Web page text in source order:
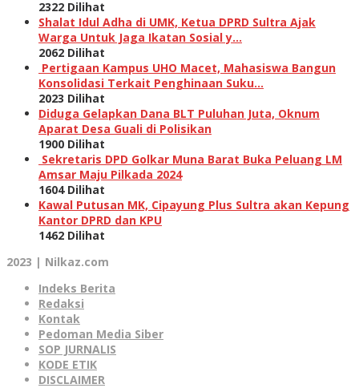
2322 Dilihat
Shalat Idul Adha di UMK, Ketua DPRD Sultra Ajak
Warga Untuk Jaga Ikatan Sosial y…
2062 Dilihat
Pertigaan Kampus UHO Macet, Mahasiswa Bangun
Konsolidasi Terkait Penghinaan Suku…
2023 Dilihat
Diduga Gelapkan Dana BLT Puluhan Juta, Oknum
Aparat Desa Guali di Polisikan
1900 Dilihat
Sekretaris DPD Golkar Muna Barat Buka Peluang LM
Amsar Maju Pilkada 2024
1604 Dilihat
Kawal Putusan MK, Cipayung Plus Sultra akan Kepung
Kantor DPRD dan KPU
1462 Dilihat
2023 | Nilkaz.com
Indeks Berita
Redaksi
Kontak
Pedoman Media Siber
SOP JURNALIS
KODE ETIK
DISCLAIMER